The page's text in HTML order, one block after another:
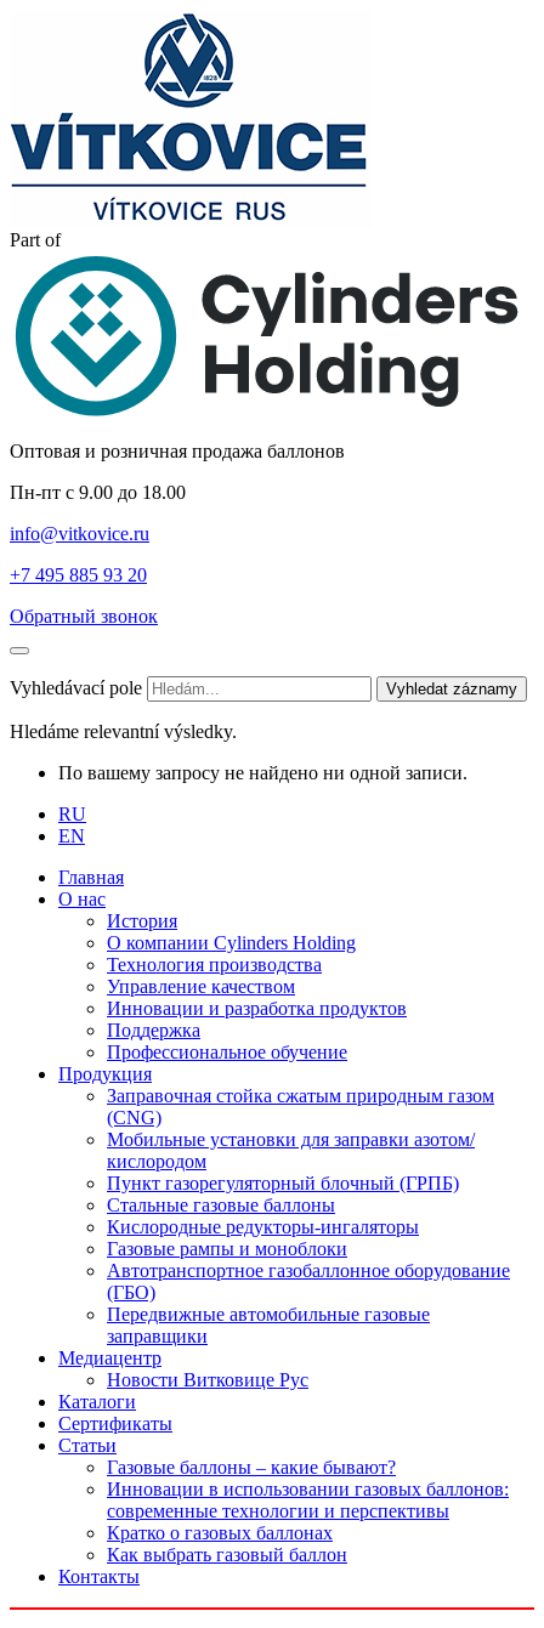
Part of
Оптовая и розничная продажа баллонов
Пн-пт с 9.00 до 18.00
info@vitkovice.ru
+7 495 885 93 20
Обратный звонок
Vyhledávací pole Vyhledat záznamy
Hledáme relevantní výsledky.
По вашему запросу не найдено ни одной записи.
RU
EN
Главная
О нас
История
О компании Cylinders Holding
Технология производства
Управление качеством
Инновации и разработка продуктов
Поддержка
Профессиональное обучение
Продукция
Заправочная стойка сжатым природным газом
(CNG)
Мобильные установки для заправки азотом/
кислородом
Пункт газорегуляторный блочный (ГРПБ)
Стальные газовые баллоны
Кислородные редукторы-ингаляторы
Газовые рампы и моноблоки
Автотранспортное газобаллонное оборудование
(ГБО)
Передвижные автомобильные газовые
заправщики
Медиацентр
Новости Витковице Рус
Каталоги
Сертификаты
Статьи
Газовые баллоны – какие бывают?
Инновации в использовании газовых баллонов:
современные технологии и перспективы
Кратко о газовых баллонах
Как выбрать газовый баллон
Контакты